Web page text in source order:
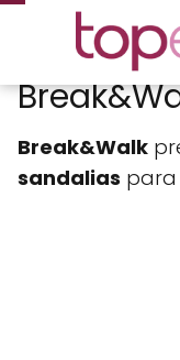
Break&Walk
sandalias para